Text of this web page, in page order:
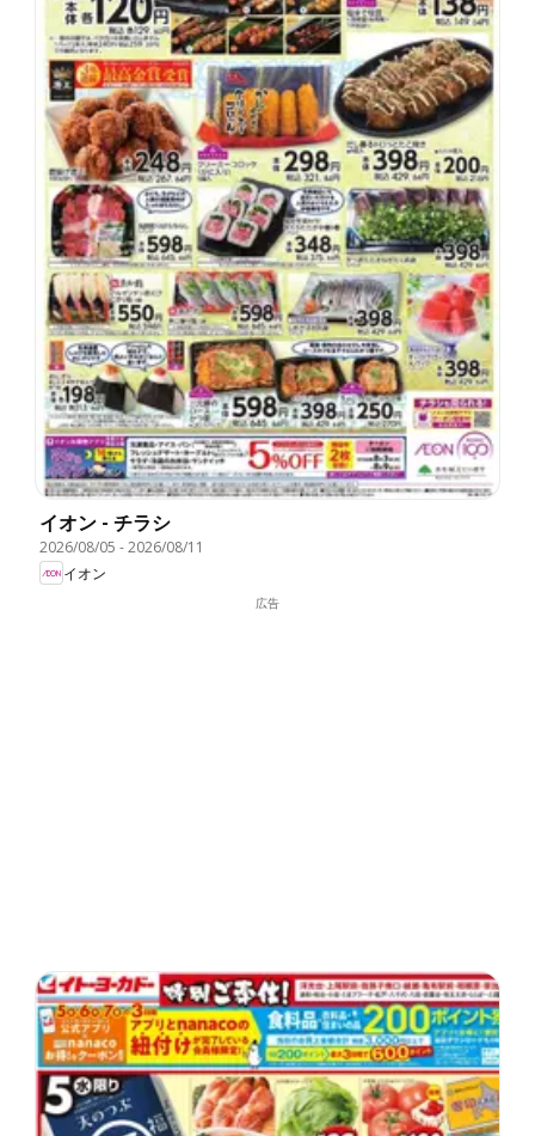
イオン - チラシ
2026/08/05 -2026/08/11
イオン
広告